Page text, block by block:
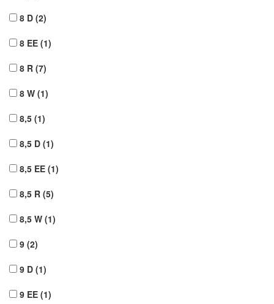
8 D (2)
8 EE (1)
8 R (7)
8 W (1)
8,5 (1)
8,5 D (1)
8,5 EE (1)
8,5 R (5)
8,5 W (1)
9 (2)
9 D (1)
9 EE (1)